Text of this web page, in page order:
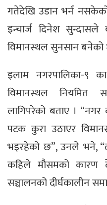
गतेदेखि उडान भर्न
इन्चार्ज दिनेश सुन्दासले
विमानस्थल सुनसान बनेको
इलाम नगरपालिका-९
विमानस्थल नियमित
लागिपरेको बताए ।
पटक कुरा उठाएर
भइरहेको छ”, उनले भने,
कहिले मौसमको कारण
सञ्चालनको दीर्घकालीन